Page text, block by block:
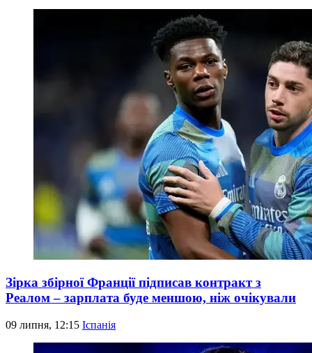
Зірка збірної Франції підписав контракт з
Реалом – зарплата буде меншою, ніж очікували
09 липня, 12:15 Іспанія